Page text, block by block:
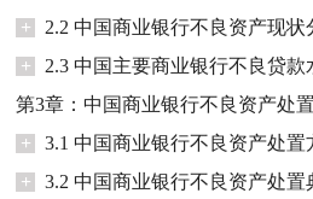
+
2.2 中国商业银行不良资产现状
+
2.3 中国主要商业银行不良贷款
第3章：中国商业银行不良资产处
+
3.1 中国商业银行不良资产处置
+
3.2 中国商业银行不良资产处置